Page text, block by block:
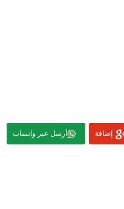
إضافة أرسل عبر واتساب